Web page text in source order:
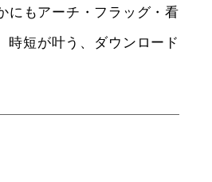
にもアーチ・フラッグ・看
短が叶う、ダウンロード